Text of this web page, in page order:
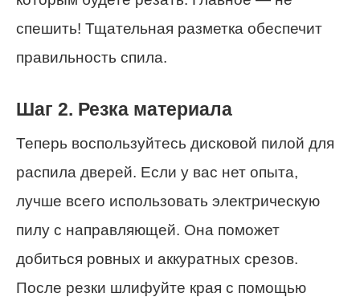
спешить! Тщательная разметка обеспечит
правильность спила.
Шаг 2. Резка материала
Теперь воспользуйтесь дисковой пилой для
распила дверей. Если у вас нет опыта,
лучше всего использовать электрическую
пилу с направляющей. Она поможет
добиться ровных и аккуратных срезов.
После резки шлифуйте края с помощью